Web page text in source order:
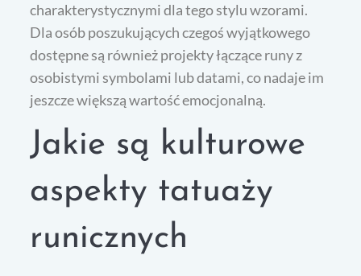
charakterystycznymi dla tego stylu wzorami.
Dla osób poszukujących czegoś wyjątkowego
dostępne są również projekty łączące runy z
osobistymi symbolami lub datami, co nadaje im
jeszcze większą wartość emocjonalną.
Jakie są kulturowe
aspekty tatuaży
runicznych